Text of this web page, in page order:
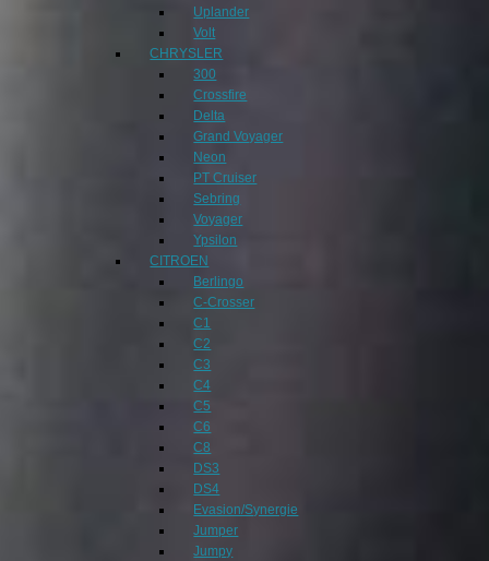
Uplander
Volt
CHRYSLER
300
Crossfire
Delta
Grand Voyager
Neon
PT Cruiser
Sebring
Voyager
Ypsilon
CITROEN
Berlingo
C-Crosser
C1
C2
C3
C4
C5
C6
C8
DS3
DS4
Evasion/Synergie
Jumper
Jumpy